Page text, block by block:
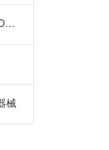
室內健身器械製造生產糖心LOGO原创视频
械